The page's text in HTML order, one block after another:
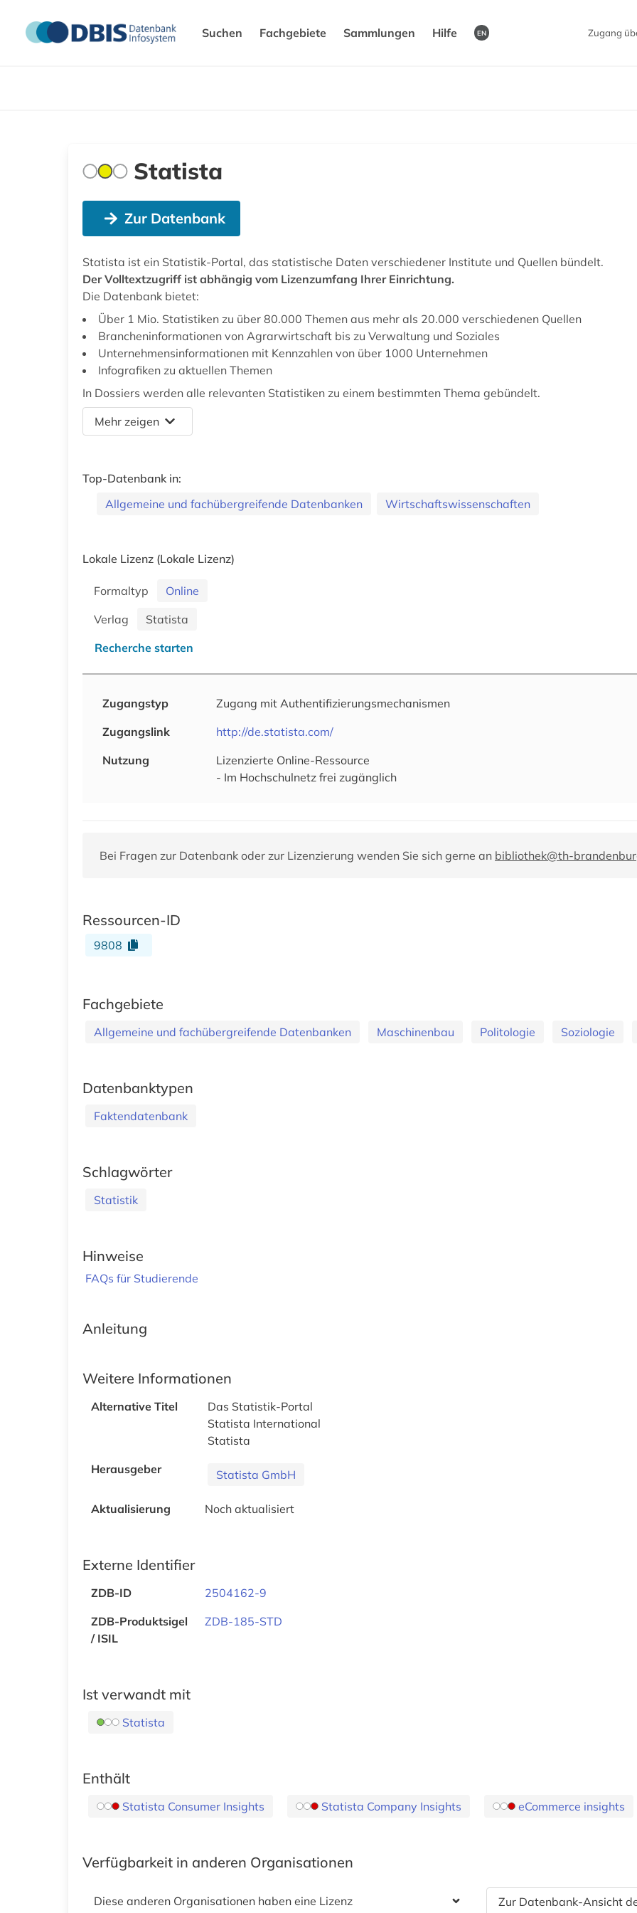
Suchen Fachgebiete Sammlungen Hilfe EN
Zugang
Statista
Zur Datenbank
Statista ist ein Statistik-Portal, das statistische Daten verschiedener Institute und Quellen bündelt.
Der Volltextzugriff ist abhängig vom Lizenzumfang Ihrer Einrichtung.
Die Datenbank bietet:
Über 1 Mio. Statistiken zu über 80.000 Themen aus mehr als 20.000 verschiedenen Quellen
Brancheninformationen von Agrarwirtschaft bis zu Verwaltung und Soziales
Unternehmensinformationen mit Kennzahlen von über 1000 Unternehmen
Infografiken zu aktuellen Themen
In Dossiers werden alle relevanten Statistiken zu einem bestimmten Thema gebündelt.
Mehr zeigen
Top-Datenbank in:
Allgemeine und fachübergreifende Datenbanken
Wirtschaftswissenschaften
Lokale Lizenz (Lokale Lizenz)
Formaltyp
Online
Verlag
Statista
Recherche starten
Zugangstyp
Zugang mit Authentifizierungsmechanismen
Zugangslink
http://de.statista.com/
Nutzung
Lizenzierte Online-Ressource
- Im Hochschulnetz frei zugänglich
Bei Fragen zur Datenbank oder zur Lizenzierung wenden Sie sich gerne an bibliothek@th-
Ressourcen-ID
9808
Fachgebiete
Allgemeine und fachübergreifende Datenbanken Maschinenbau Politologie Soziologie
Datenbanktypen
Faktendatenbank
Schlagwörter
Statistik
Hinweise
FAQs für Studierende
Anleitung
Weitere Informationen
Alternative Titel
Das Statistik-Portal
Statista International
Statista
Herausgeber
Statista GmbH
Aktualisierung Noch aktualisiert
Externe Identifier
ZDB-ID
2504162-9
ZDB-Produktsigel
/ ISIL
ZDB-185-STD
Ist verwandt mit
Statista
Enthält
Statista Consumer Insights Statista Company Insights eCommerce insights
Verfügbarkeit in anderen Organisationen
Diese anderen Organisationen haben eine Lizenz Zur Datenbank-Ansicht